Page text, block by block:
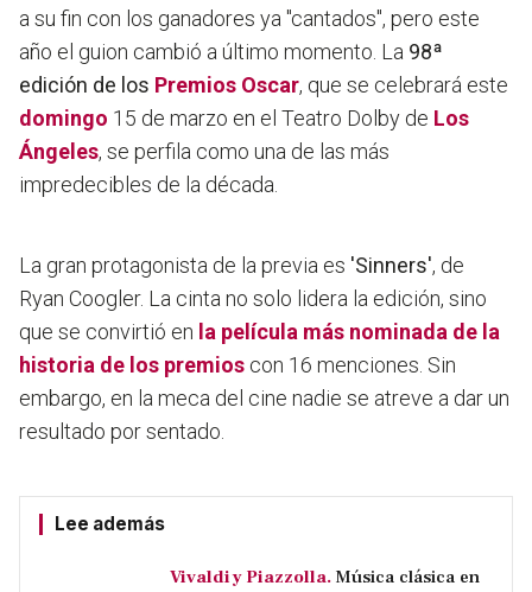
a su fin con los ganadores ya "cantados", pero este
año el guion cambió a último momento. La 98ª
edición de los Premios Oscar, que se celebrará este
domingo 15 de marzo en el Teatro Dolby de Los
Ángeles, se perfila como una de las más
impredecibles de la década.
La gran protagonista de la previa es 'Sinners', de
Ryan Coogler. La cinta no solo lidera la edición, sino
que se convirtió en la película más nominada de la
historia de los premios con 16 menciones. Sin
embargo, en la meca del cine nadie se atreve a dar un
resultado por sentado.
Lee además
Vivaldi y Piazzolla. Música clásica en